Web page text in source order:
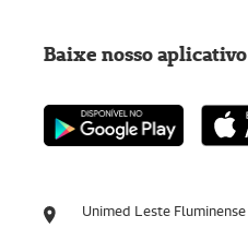
Unimed Leste Fluminense
Baixe nosso aplicativo